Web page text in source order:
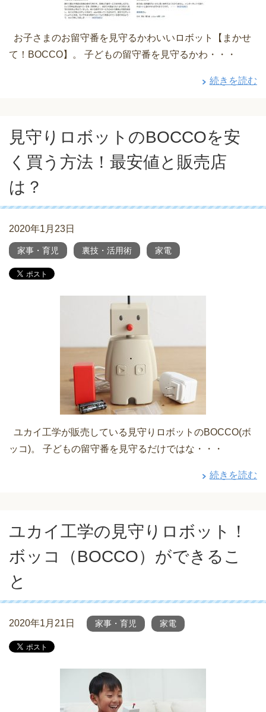
お子さまのお留守番を見守るかわいいロボット【まかせ
て！BOCCO】。 子どもの留守番を見守るかわ・・・
続きを読む
見守りロボットのBOCCOを安
く買う方法！最安値と販売店
は？
2020年1月23日
家事・育児 裏技・活用術 家電
ユカイ工学が販売している見守りロボットのBOCCO(ボ
ッコ)。 子どもの留守番を見守るだけではな・・・
続きを読む
ユカイ工学の見守りロボット！
ボッコ（BOCCO）ができるこ
と
2020年1月21日 家事・育児 家電